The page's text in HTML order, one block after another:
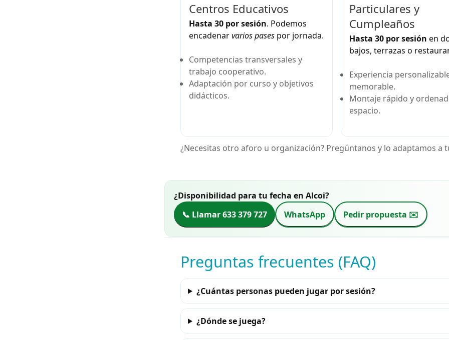
Centros Educativos
Hasta 30 por sesión. Podemos
encadenarvarios pases por jornada.
Competencias transversales y
trabajo cooperativo.
Adaptación por curso y objetivos
didácticos.
Particulares y
Cumpleaños
Hasta 30 por sesión en
bajos, terrazas o
Experiencia
memorable.
Montaje rápido y
espacio.
¿Necesitas otro aforo u organización? Pregúntanos y lo adaptamos a
¿Disponibilidad para tu fecha en Alcoi?
📞 Llamar 633 379 727
WhatsApp Pedir propuesta ✉️
Preguntas frecuentes (FAQ)
¿Cuántas personas pueden jugar por sesión?
¿Dónde se juega?